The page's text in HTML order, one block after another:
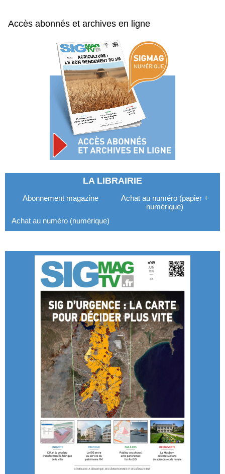
Accès abonnés et archives en ligne
LA LIBRAIRIE
Abonnement magazine
Achat au numéro (papier +
numérique)
Achat au numéro (numérique)